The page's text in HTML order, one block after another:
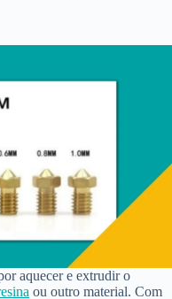
aquecer e extrudir o
ou outro material. Com